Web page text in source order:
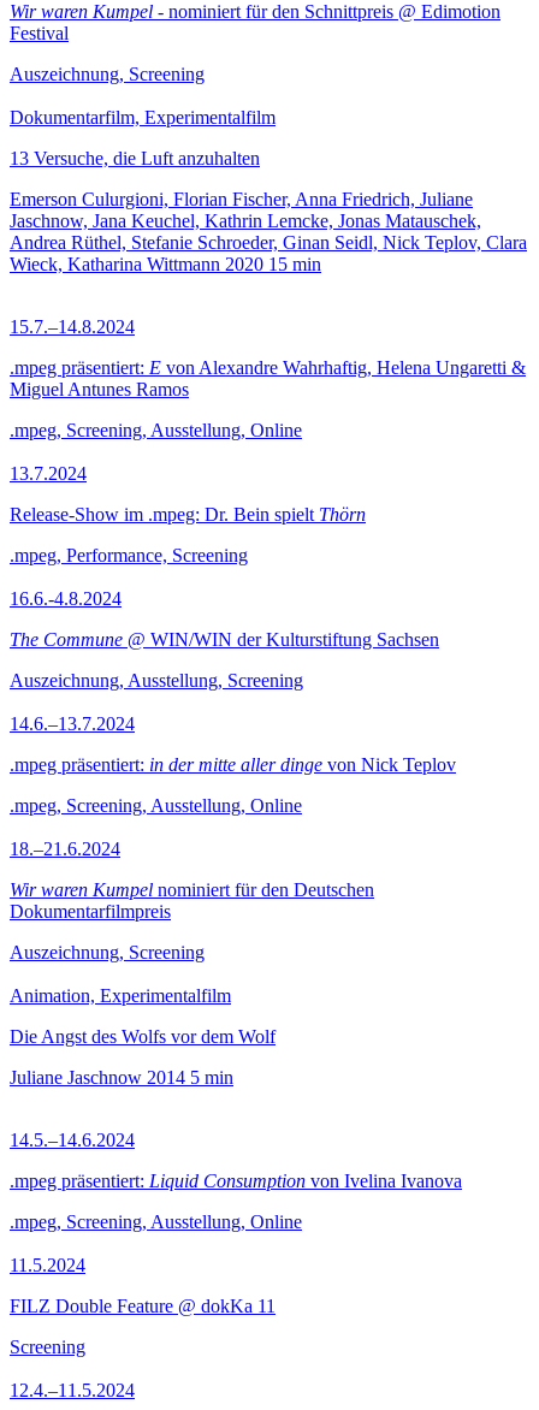
Wir waren Kumpel - nominiert für den Schnittpreis @ Edimotion
Festival
Auszeichnung, Screening
Dokumentarfilm, Experimentalfilm
13 Versuche, die Luft anzuhalten
Emerson Culurgioni, Florian Fischer, Anna Friedrich, Juliane
Jaschnow, Jana Keuchel, Kathrin Lemcke, Jonas Matauschek,
Andrea Rüthel, Stefanie Schroeder, Ginan Seidl, Nick Teplov, Clara
Wieck, Katharina Wittmann 2020 15 min
15.7.–14.8.2024
.mpeg präsentiert: E von Alexandre Wahrhaftig, Helena Ungaretti &
Miguel Antunes Ramos
.mpeg, Screening, Ausstellung, Online
13.7.2024
Release-Show im .mpeg: Dr. Bein spielt Thörn
.mpeg, Performance, Screening
16.6.-4.8.2024
The Commune @ WIN/WIN der Kulturstiftung Sachsen
Auszeichnung, Ausstellung, Screening
14.6.–13.7.2024
.mpeg präsentiert: in der mitte aller dinge von Nick Teplov
.mpeg, Screening, Ausstellung, Online
18.–21.6.2024
Wir waren Kumpel nominiert für den Deutschen
Dokumentarfilmpreis
Auszeichnung, Screening
Animation, Experimentalfilm
Die Angst des Wolfs vor dem Wolf
Juliane Jaschnow 2014 5 min
14.5.–14.6.2024
.mpeg präsentiert: Liquid Consumption von Ivelina Ivanova
.mpeg, Screening, Ausstellung, Online
11.5.2024
FILZ Double Feature @ dokKa 11
Screening
12.4.–11.5.2024